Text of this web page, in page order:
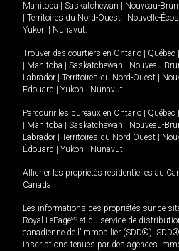
Manitoba
Saskatchewan Nouveau-
Territoires du Nord-Ouest Nouvelle-
Yukon
Nunavut.
Trouver des courtiers en Ontario Québec
Manitoba Saskatchewan Nouveau-
Labrador
Territoires du Nord-Ouest
Édouard
Yukon Nunavut
Parcourir les bureaux en Ontario Québec
Manitoba Saskatchewan Nouveau-
Labrador
Territoires du Nord-Ouest
Édouard
Yukon Nunavut
Afficher les propriétés résidentielles au
Canada
Les informations des propriétés sur ce
Royal LePageMD et du service de
canadienne de l’immobilier (SDD®).
inscriptions tenues par des agences